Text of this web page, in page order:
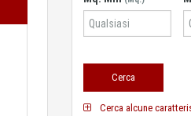
Cerca alcune